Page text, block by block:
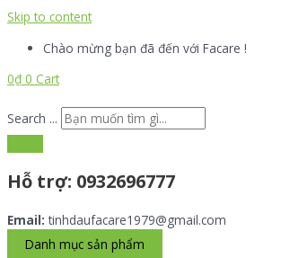
Skip to content
Chào mừng bạn đã đến với Facare !
0₫ 0 Cart
Search ...
Hỗ trợ: 0932696777
Email: tinhdaufacare1979@gmail.com
Danh mục sản phẩm